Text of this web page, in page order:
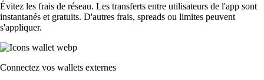
Évitez les frais de réseau. Les transferts entre utilisateurs de l'app sont
instantanés et gratuits. D'autres frais, spreads ou limites peuvent
s'appliquer.
Connectez vos wallets externes